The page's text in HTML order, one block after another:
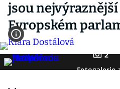
jsou
Evropském
2
Fotogalerie